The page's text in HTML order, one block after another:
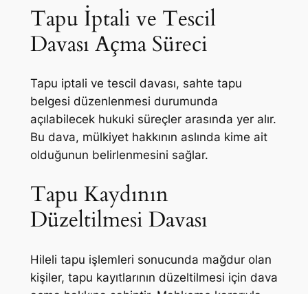
Tapu İptali ve Tescil
Davası Açma Süreci
Tapu iptali ve tescil davası, sahte tapu
belgesi düzenlenmesi durumunda
açılabilecek hukuki süreçler arasında yer alır.
Bu dava, mülkiyet hakkının aslında kime ait
olduğunun belirlenmesini sağlar.
Tapu Kaydının
Düzeltilmesi Davası
Hileli tapu işlemleri sonucunda mağdur olan
kişiler, tapu kayıtlarının düzeltilmesi için dava